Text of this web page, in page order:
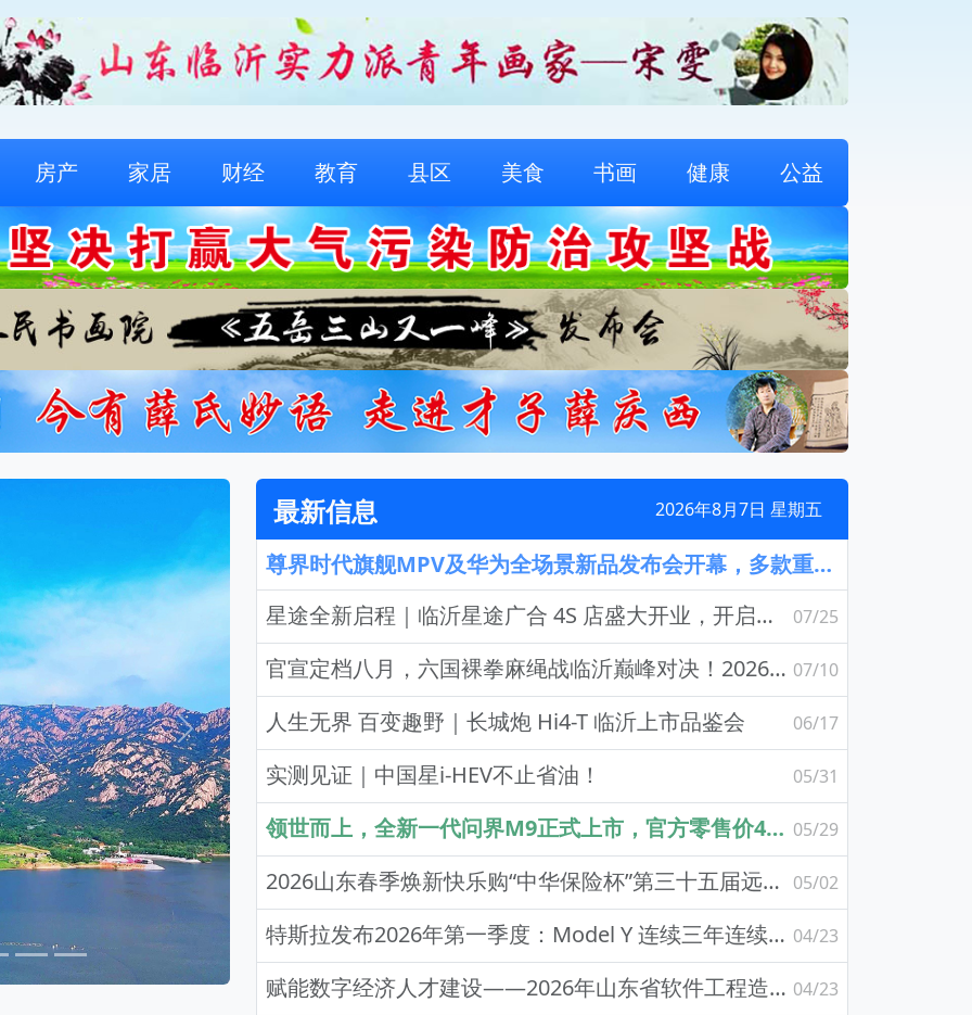
房产 家居 财经 教育 县区 美食 书画 健康 公益
下一页
最新信息 2026年8月7日 星期五
尊界时代旗舰MPV及华为全场景新品发布会开幕，多款重磅新产品发布
星途全新启程｜临沂星途广合 4S 店盛大开业，开启高端出行新篇章
07/25
官宣定档八月，六国裸拳麻绳战临沂巅峰对决！2026铁拳武风·红韵临沂国际巅峰搏击赛新闻发布会举行 07/10
人生无界 百变趣野｜长城炮 Hi4-T 临沂上市品鉴会 06/17
实测见证｜中国星i-HEV不止省油！ 05/31
领世而上，全新一代问界M9正式上市，官方零售价47.98万元起 05/29
2026山东春季焕新快乐购“中华保险杯”第三十五届远通五一车展盛大开幕 05/02
特斯拉发布2026年第一季度：Model Y 连续三年连续三年蝉联全球销冠，Model Y L多市场热销 04/23
赋能数字经济人才建设——2026年山东省软件工程造价师培训班（临沂站）开班 04/23